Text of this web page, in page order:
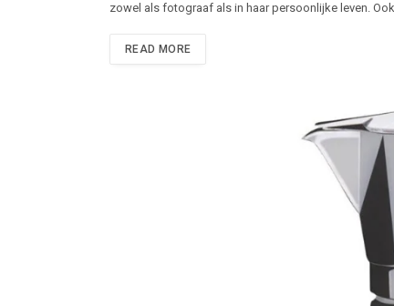
zowel als fotograaf als in haar persoonlijke leven.
READ MORE